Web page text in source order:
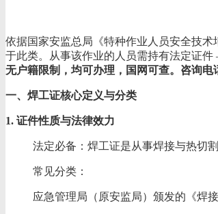
依据国家安监总局《特种作业人员安全技
于此类。从事该作业的人员需持有法定证
无户籍限制，均可办理，国网可查。咨询电
一、焊工证核心定义与分类
1. 证件性质与法律效力
法定必备：焊工证是从事焊接与热切
常见分类：
应急管理局（原安监局）颁发的《焊